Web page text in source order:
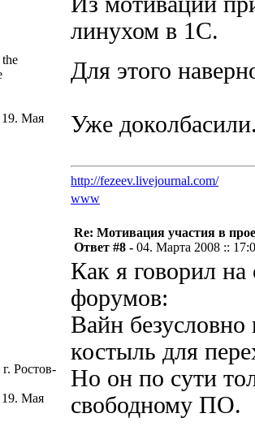
19. Мая
линухом в 1С.
Для этого
Уже
http://fezeev.livejournal.com/
www
Ростов-
19. Мая
Re: Мотивация участия в
Ответ #8 - 04. Марта 2008 ::
Как я говорил на
форумов:
Вайн
костыль для
Но он по сути
свободному ПО.